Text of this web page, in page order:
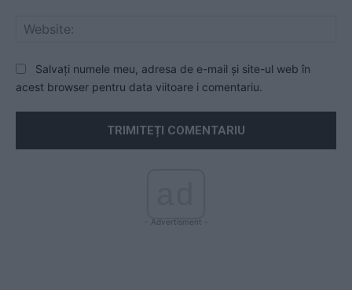
Salvați numele meu, adresa de e-mail și site-ul web în
acest browser pentru data viitoare i comentariu.
- Advertisment -